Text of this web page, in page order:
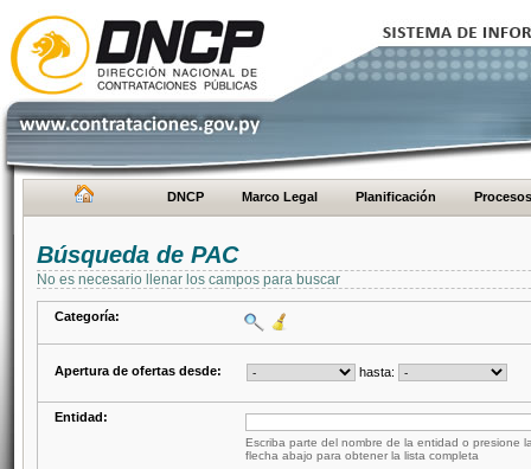
DNCP Marco Legal Planificación Procesos
Búsqueda de PAC
No es necesario llenar los campos para buscar
Categoría:
Apertura de ofertas desde: hasta:
Entidad:
Escriba parte del nombre de la entidad o presione
flecha abajo para obtener la lista completa